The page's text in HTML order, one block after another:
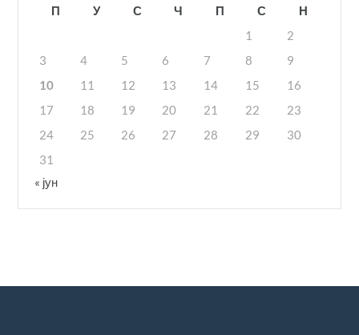
П У С Ч П С
Н
1
2
3
4 5 6 7 8
9
10
11 12 13 14 15
16
17
18 19 20 21 22
23
24
25 26 27 28 29
30
31
« јун